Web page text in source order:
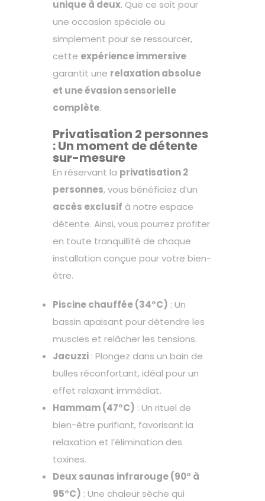
unique à deux. Que ce soit pour
une occasion spéciale ou
simplement pour se ressourcer,
cette expérience immersive
garantit une relaxation absolue
et une évasion sensorielle
complète.
Privatisation 2 personnes
: Un moment de détente
sur-mesure
En réservant la privatisation 2
personnes, vous bénéficiez d’un
accès exclusif à notre espace
détente. Ainsi, vous pourrez profiter
en toute tranquillité de chaque
installation conçue pour votre bien-
être.
Piscine chauffée (34°C) : Un
bassin apaisant pour détendre les
muscles et relâcher les tensions.
Jacuzzi : Plongez dans un bain de
bulles réconfortant, idéal pour un
effet relaxant immédiat.
Hammam (47°C) : Un rituel de
bien-être purifiant, favorisant la
relaxation et l’élimination des
toxines.
Deux saunas infrarouge (90° à
95°C) : Une chaleur sèche qui